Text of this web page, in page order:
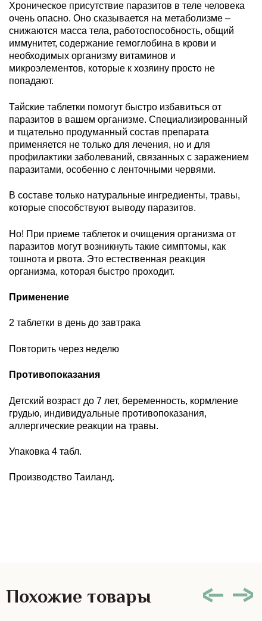
Хроническое присутствие паразитов в теле человека
очень опасно. Оно сказывается на метаболизме –
снижаются масса тела, работоспособность, общий
иммунитет, содержание гемоглобина в крови и
необходимых организму витаминов и
микроэлементов, которые к хозяину просто не
попадают.
Тайские таблетки помогут быстро избавиться от
паразитов в вашем организме. Специализированный
и тщательно продуманный состав препарата
применяется не только для лечения, но и для
профилактики заболеваний, связанных с заражением
паразитами, особенно с ленточными червями.
В составе только натуральные ингредиенты, травы,
которые способствуют выводу паразитов.
Но! При приеме таблеток и очищения организма от
паразитов могут возникнуть такие симптомы, как
тошнота и рвота. Это естественная реакция
организма, которая быстро проходит.
Применение
2 таблетки в день до завтрака
Повторить через неделю
Противопоказания
Детский возраст до 7 лет, беременность, кормление
грудью, индивидуальные противопоказания,
аллергические реакции на травы.
Упаковка 4 табл.
Производство Таиланд.
Похожие товары